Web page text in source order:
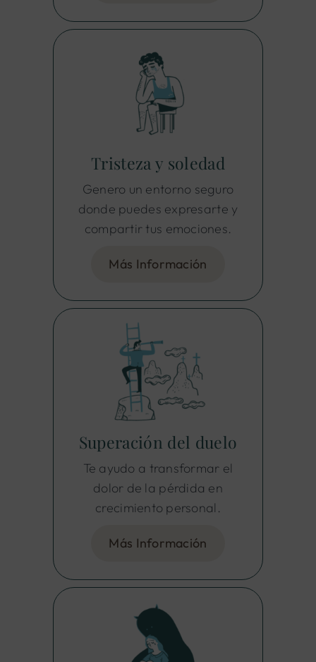
Tristeza y soledad
Genero un entorno seguro
donde puedes expresarte y
compartir tus emociones.
Más Información
Superación del duelo
Te ayudo a transformar el
dolor de la pérdida en
crecimiento personal.
Más Información